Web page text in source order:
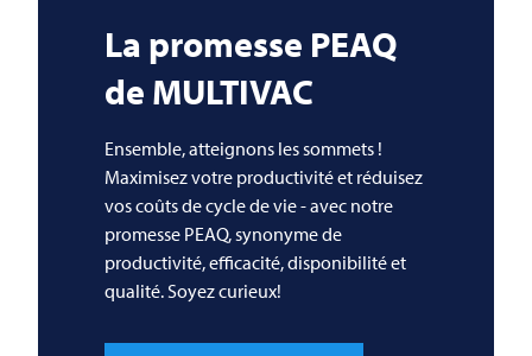
La promesse PEAQ
de MULTIVAC
Ensemble, atteignons les sommets !
Maximisez votre productivité et réduisez
vos coûts de cycle de vie - avec notre
promesse PEAQ, synonyme de
productivité, efficacité, disponibilité et
qualité. Soyez curieux!